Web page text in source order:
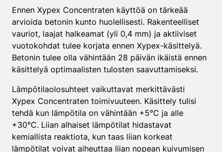
Ennen Xypex Concentraten käyttöä on tärkeää
arvioida betonin kunto huolellisesti. Rakenteelliset
vauriot, laajat halkeamat (yli 0,4 mm) ja aktiiviset
vuotokohdat tulee korjata ennen Xypex-käsittelyä.
Betonin tulee olla vähintään 28 päivän ikäistä ennen
käsittelyä optimaalisten tulosten saavuttamiseksi.
Lämpötilaolosuhteet vaikuttavat merkittävästi
Xypex Concentraten toimivuuteen. Käsittely tulisi
tehdä kun lämpötila on vähintään +5°C ja alle
+30°C. Liian alhaiset lämpötilat hidastavat
kemiallista reaktiota, kun taas liian korkeat
lämpötilat voivat aiheuttaa liian nopean kuivumisen